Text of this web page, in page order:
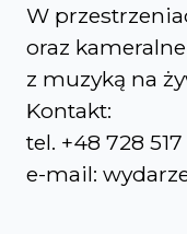
W
oraz
z muzyką na
Kontakt:
tel. +48 728 517
e-mail: